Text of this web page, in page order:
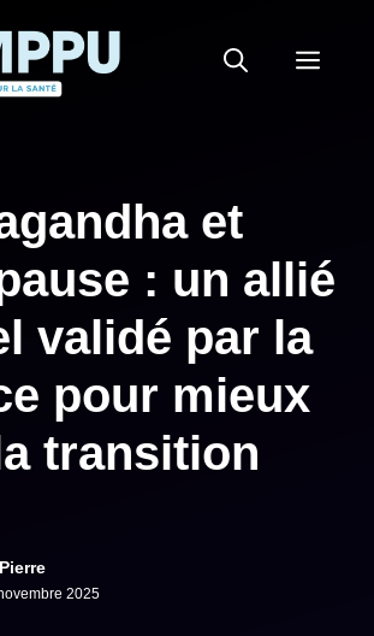
et
: un allié
validé par la
pour mieux
transition
2025